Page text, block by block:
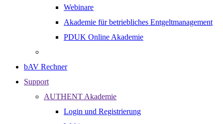
Webinare
Akademie für betriebliches Entgeltmanagement
PDUK Online Akademie
bAV Rechner
Support
AUTHENT Akademie
Login und Registrierung